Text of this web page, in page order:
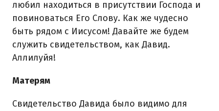
любил находиться в присутствии Господа и
повиноваться Его Слову. Как же чудесно
быть рядом с Иисусом! Давайте же будем
служить свидетельством, как Давид.
Аллилуйя!
Матерям
Свидетельство Давида было видимо для